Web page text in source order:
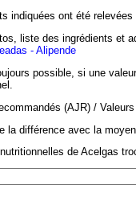
indiquées ont été
liste des ingrédients et
- Alipende
possible, si une
(AJR) /
la différence avec la
de Acelgas